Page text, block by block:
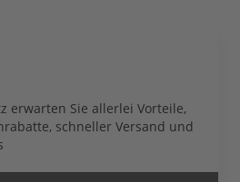
erwarten Sie allerlei Vorteile,
schneller Versand und